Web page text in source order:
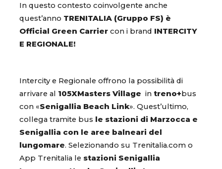
In questo contesto coinvolgente anche
quest’anno TRENITALIA (Gruppo FS) è
Official Green Carrier con i brand INTERCITY
E REGIONALE!
Intercity e Regionale offrono la possibilità di
arrivare al 105XMasters Village in treno+bus
con «Senigallia Beach Link». Quest’ultimo,
collega tramite bus le stazioni di Marzocca e
Senigallia con le aree balneari del
lungomare. Selezionando su Trenitalia.com o
App Trenitalia le stazioni Senigallia